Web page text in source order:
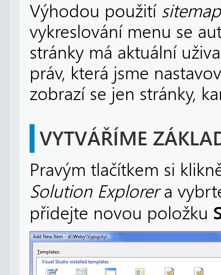
Výhodou použití sitemap
vykreslování menu se
stránky má aktuální
práv, která jsme
zobrazí se jen stránky,
VYTVÁŘÍME
Pravým tlačítkem si
Solution Explorera
přidejte novou položku